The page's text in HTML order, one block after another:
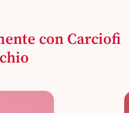
con Carciofi